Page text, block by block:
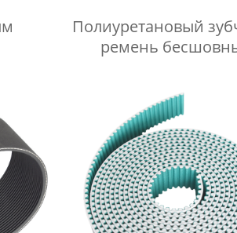
Полиуретановый
ремень